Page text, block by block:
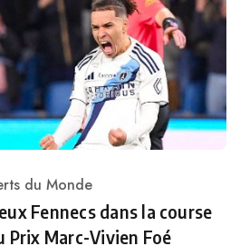
du Monde
Fennecs dans la course
Prix Marc-Vivien Foé